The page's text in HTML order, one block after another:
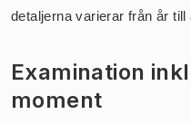
detaljerna varierar från år till
Examination
moment